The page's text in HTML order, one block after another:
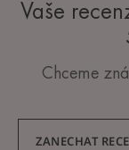
Vaše
Chceme
ZANECHAT